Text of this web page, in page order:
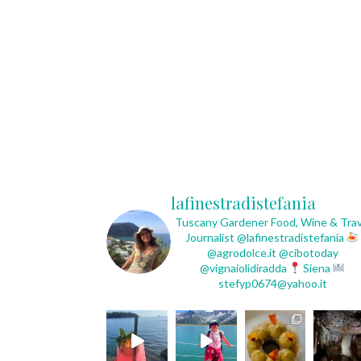
lafinestradistefania
Tuscany GardenerFood, Wine &
Journalist @lafinestradistefania
@agrodolce.it @cibotoday
@vignaiolidiradda
Siena
stefyp0674@yahoo.it